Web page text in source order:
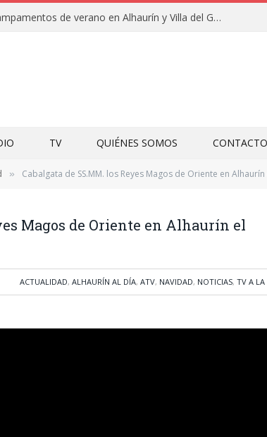
Clausuras de los campamentos de verano en Alhaurín y Villa del Guadalhorce 2026
TV QUIÉNES SOMOS CONTACTO
» Cabalgata de SS.MM. los Reyes Magos de Oriente en
Magos de Oriente en Alhaurín el
ACTUALIDAD, ALHAURÍN AL DÍA, ATV, NAVIDAD, NOTICIAS, TV A LA